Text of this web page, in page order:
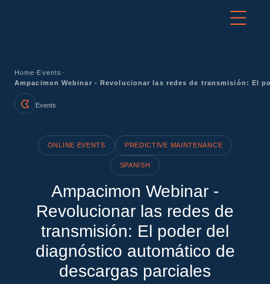
Home-Events-
Ampacimon Webinar - Revolucionar las redes de transmisión: El
Events
ONLINE EVENTS PREDICTIVE MAINTENANCE
SPANISH
Ampacimon Webinar -
Revolucionar las redes de
transmisión: El poder del
diagnóstico automático de
descargas parciales